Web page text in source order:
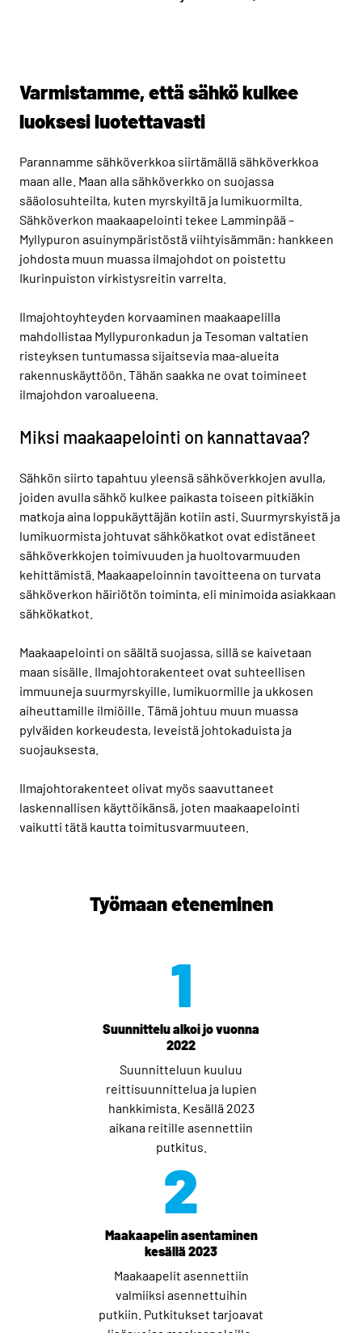
Varmistamme, että sähkö kulkee
luoksesi luotettavasti
Parannamme sähköverkkoa siirtämällä sähköverkkoa
maan alle. Maan alla sähköverkko on suojassa
sääolosuhteilta, kuten myrskyiltä ja lumikuormilta.
Sähköverkon maakaapelointi tekee Lamminpää –
Myllypuron asuinympäristöstä viihtyisämmän: hankkeen
johdosta muun muassa ilmajohdot on poistettu
Ikurinpuiston virkistysreitin varrelta.
Ilmajohtoyhteyden korvaaminen maakaapelilla
mahdollistaa Myllypuronkadun ja Tesoman valtatien
risteyksen tuntumassa sijaitsevia maa-alueita
rakennuskäyttöön. Tähän saakka ne ovat toimineet
ilmajohdon varoalueena.
Miksi maakaapelointi on kannattavaa?
Sähkön siirto tapahtuu yleensä sähköverkkojen avulla,
joiden avulla sähkö kulkee paikasta toiseen pitkiäkin
matkoja aina loppukäyttäjän kotiin asti. Suurmyrskyistä ja
lumikuormista johtuvat sähkökatkot ovat edistäneet
sähköverkkojen toimivuuden ja huoltovarmuuden
kehittämistä. Maakaapeloinnin tavoitteena on turvata
sähköverkon häiriötön toiminta, eli minimoida asiakkaan
sähkökatkot.
Maakaapelointi on säältä suojassa, sillä se kaivetaan
maan sisälle. Ilmajohtorakenteet ovat suhteellisen
immuuneja suurmyrskyille, lumikuormille ja ukkosen
aiheuttamille ilmiöille. Tämä johtuu muun muassa
pylväiden korkeudesta, leveistä johtokaduista ja
suojauksesta.
Ilmajohtorakenteet olivat myös saavuttaneet
laskennallisen käyttöikänsä, joten maakaapelointi
vaikutti tätä kautta toimitusvarmuuteen.
Työmaan eteneminen
1
Suunnittelu alkoi jo vuonna
2022
Suunnitteluun kuuluu
reittisuunnittelua ja lupien
hankkimista. Kesällä 2023
aikana reitille asennettiin
putkitus.
2
Maakaapelin asentaminen
kesällä 2023
Maakaapelit asennettiin
valmiiksi asennettuihin
putkiin. Putkitukset tarjoavat